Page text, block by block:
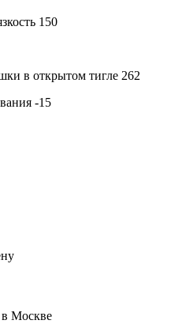
150
в открытом тигле 262
-15
в Москве